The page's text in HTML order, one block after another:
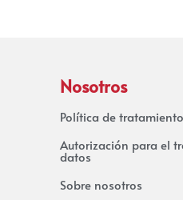
Nosotros
Política de
Autorización para el
datos
Sobre nosotros